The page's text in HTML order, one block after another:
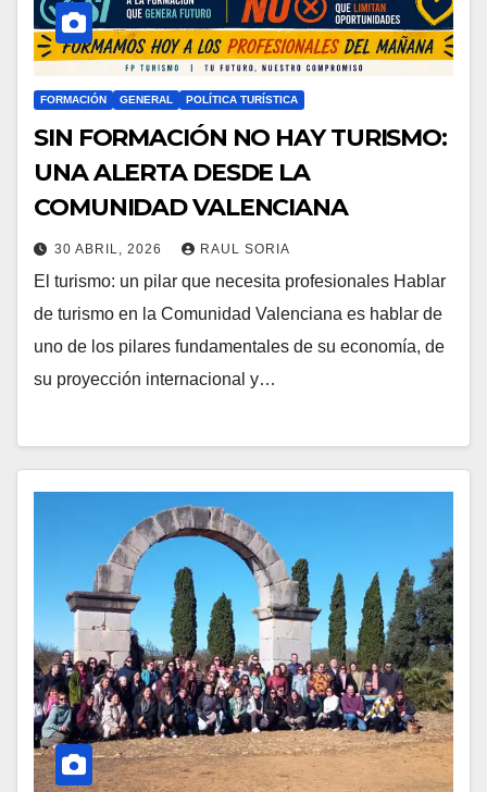
FORMACIÓN GENERAL POLÍTICA TURÍSTICA
SIN FORMACIÓN NO HAY TURISMO:
UNA ALERTA DESDE LA
COMUNIDAD VALENCIANA
30 ABRIL, 2026 RAUL SORIA
El turismo: un pilar que necesita profesionales Hablar
de turismo en la Comunidad Valenciana es hablar de
uno de los pilares fundamentales de su economía, de
su proyección internacional y…